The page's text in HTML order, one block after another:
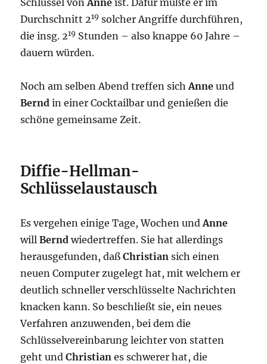
Durchschnitt 219 solcher Angriffe durchführen,
die insg. 219 Stunden – also knappe 60 Jahre –
dauern würden.
Noch am selben Abend treffen sichAnne und
Bernd in einer Cocktailbar und genießen die
schöne gemeinsame Zeit.
Diffie-Hellman-
Schlüsselaustausch
Es vergehen einige Tage, Wochen undAnne
willBernd wiedertreffen. Sie hat allerdings
herausgefunden, daßChristian sich einen
neuen Computer zugelegt hat, mit welchem er
deutlich schneller verschlüsselte Nachrichten
knacken kann. So beschließt sie, ein neues
Verfahren anzuwenden, bei dem die
Schlüsselvereinbarung leichter von statten
geht undChristian es schwerer hat, die